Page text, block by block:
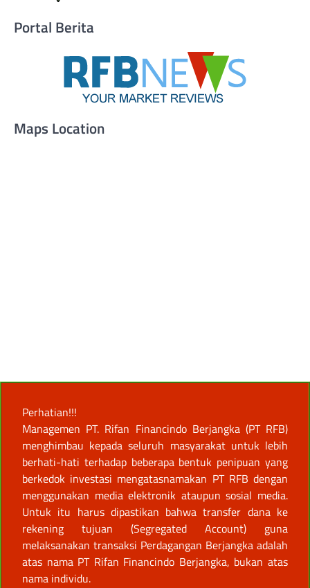
Portal Berita
Maps Location
Perhatian!!!
Managemen PT. Rifan Financindo Berjangka (PT RFB)
menghimbau kepada seluruh masyarakat untuk lebih
berhati-hati terhadap beberapa bentuk penipuan yang
berkedok investasi mengatasnamakan PT RFB dengan
menggunakan media elektronik ataupun sosial media.
Untuk itu harus dipastikan bahwa transfer dana ke
rekening tujuan (Segregated Account) guna
melaksanakan transaksi Perdagangan Berjangka adalah
atas nama PT Rifan Financindo Berjangka, bukan atas
nama individu.